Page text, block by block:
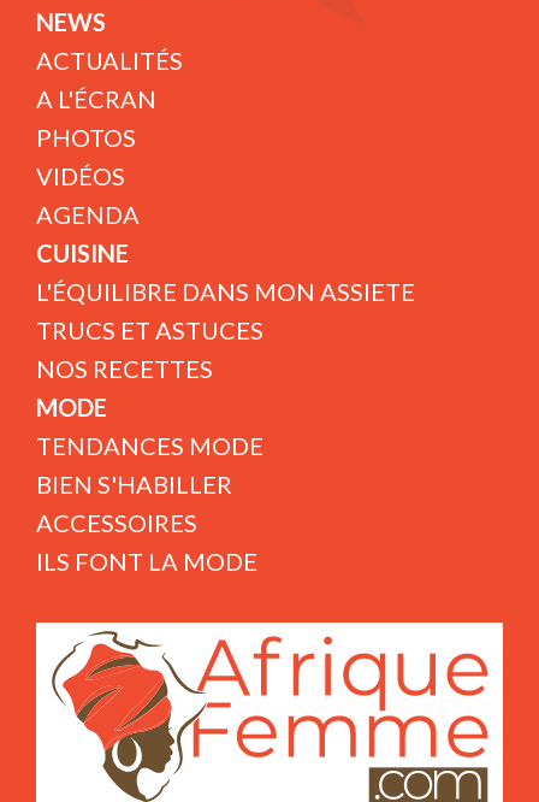
NEWS
ACTUALITÉS
A L'ÉCRAN
PHOTOS
VIDÉOS
AGENDA
CUISINE
L'ÉQUILIBRE DANS MON ASSIETE
TRUCS ET ASTUCES
NOS RECETTES
MODE
TENDANCES MODE
BIEN S'HABILLER
ACCESSOIRES
ILS FONT LA MODE